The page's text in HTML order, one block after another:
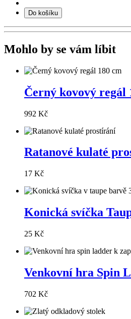
Do košíku
Mohlo by se vám líbit
Černý kovový regál
992 Kč
Ratanové kulaté
17 Kč
Konická svíčka
25 Kč
Venkovní hra Spin
702 Kč